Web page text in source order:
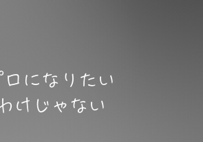
ロになりたい
けじゃない